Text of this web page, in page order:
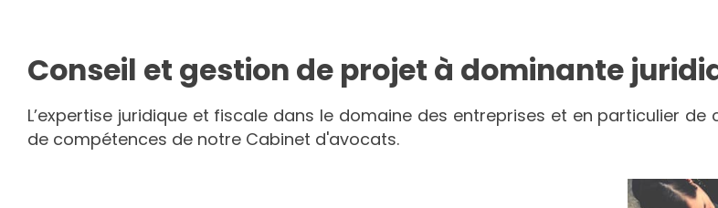
Conseil et gestion de projet à dominante
L’expertise juridique et fiscale dans le domaine des entreprises et en particulier
de compétences de notre Cabinet d'avocats.